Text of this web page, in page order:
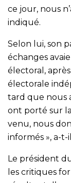
ce jour, nous
indiqué.
Selon lui, son
échanges
électoral,
électorale
tard que nous
ont porté sur
venu, nous
informés », a-t-
Le président
les critiques